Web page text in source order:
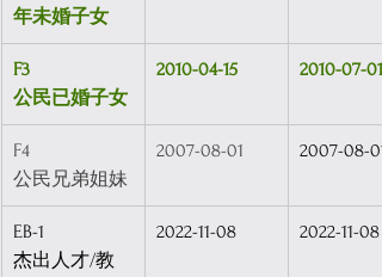
年未婚子女
F3
公民已婚子女
2010-04-15 2010-07-01
F4
公民兄弟姐妹
2007-08-01 2007-08-01
EB-1
杰出人才/教
2022-11-08 2022-11-08